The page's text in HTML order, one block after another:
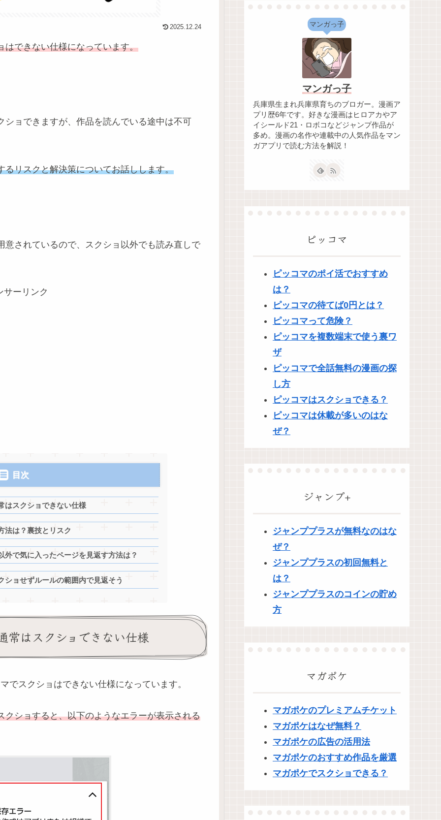
2025.12.24
はできない仕様になっています。
ョできますが、作品を読んでいる途中は不可
リスクと解決策についてお話しします。
されているので、スクショ以外でも読み直しで
サーリンク
目次
はスクショできない仕様
法は？裏技とリスク
で気に入ったページを見返す方法は？
ョせずルールの範囲内で見返そう
常はスクショできない仕様
でスクショはできない仕様になっています。
ショすると、以下のようなエラーが表示される
マンガっ子
マンガっ子
兵庫県生まれ兵庫県育ちのブロガー。漫画ア
プリ歴6年です。好きな漫画はヒロアカやア
イシールド21・ロボコなどジャンプ作品が
多め。漫画の名作や連載中の人気作品をマン
ガアプリで読む方法を解説！
ピッコマ
ピッコマのポイ活でおすすめ
は？
ピッコマの待てば0円とは？
ピッコマって危険？
ピッコマを複数端末で使う裏ワ
ザ
ピッコマで全話無料の漫画の探
し方
ピッコマはスクショできる？
ピッコマは休載が多いのはな
ぜ？
ジャンプ+
ジャンププラスが無料なのはな
ぜ？
ジャンププラスの初回無料と
は？
ジャンププラスのコインの貯め
方
マガポケ
マガポケのプレミアムチケット
マガポケはなぜ無料？
マガポケの広告の活用法
マガポケのおすすめ作品を厳選
マガポケでスクショできる？